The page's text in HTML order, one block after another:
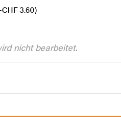
CHF3.60)
nicht bearbeitet.